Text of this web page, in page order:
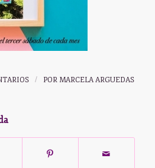
/ POR MARCELA ARGUEDAS